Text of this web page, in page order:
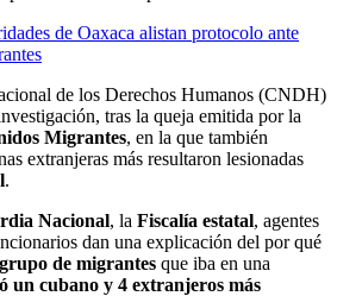
de Oaxaca alistan protocolo ante
de los Derechos Humanos (CNDH)
tras la queja emitida por la
Migrantes, en la que también
extranjeras más resultaron lesionadas
.
Nacional, la Fiscalía estatal, agentes
dan una explicación del por qué
de migrantes que iba en una
un cubano y 4 extranjeros más